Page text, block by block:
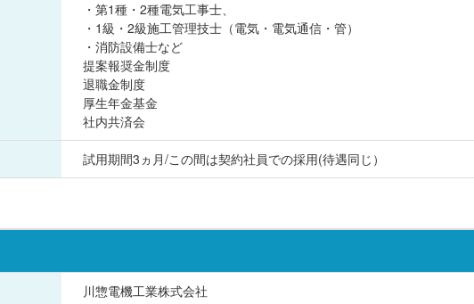
・第1種・2種電気工事士、
・1級・2級施工管理技士（電気・電気通信・管）
・消防設備士など
提案報奨金制度
退職金制度
厚生年金基金
社内共済会
試用期間3ヵ月/この間は契約社員での採用(待遇同じ）
川惣電機工業株式会社